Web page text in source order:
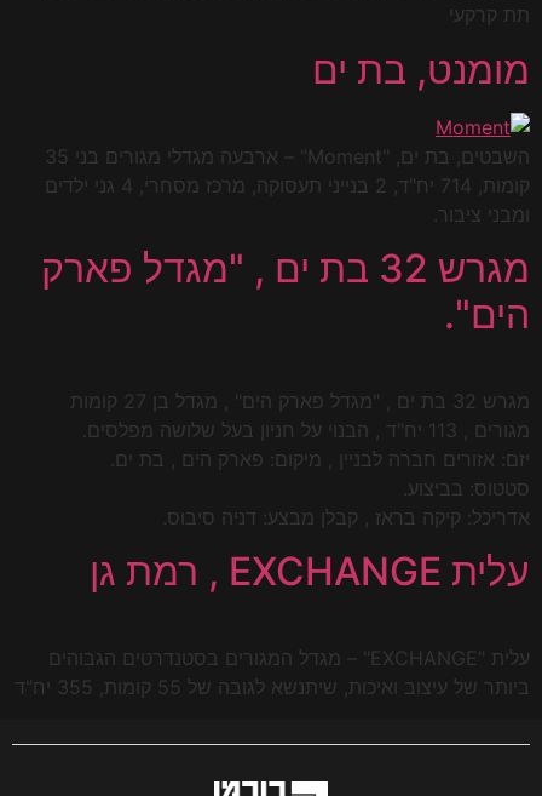
תת קרקעי
מומנט, בת ים
השבטים, בת ים, "Moment" – ארבעה מגדלי מגורים בני 35
קומות, 714 יח"ד, 2 בנייני תעסוקה, מרכז מסחרי, 4 גני ילדים
ומבני ציבור.
מגרש 32 בת ים , "מגדל פארק
הים".
מגרש 32 בת ים , "מגדל פארק הים" , מגדל בן 27 קומות
מגורים , 113 יח"ד , הבנוי על חניון בעל שלושה מפלסים.
יזם: אזורים חברה לבניין , מיקום: פארק הים , בת ים.
סטטוס: בביצוע.
אדריכל: קיקה בראז , קבלן מבצע: דניה סיבוס.
עלית EXCHANGE , רמת גן
עלית "EXCHANGE" – מגדל המגורים בסטנדרטים הגבוהים
ביותר של עיצוב ואיכות, שיתנשא לגובה של 55 קומות, 355 יח"ד